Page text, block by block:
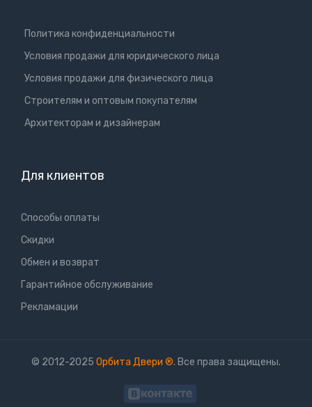
Политика конфиденциальности
Условия продажи для юридического лица
Условия продажи для физического лица
Cтроителям и оптовым покупателям
Aрхитекторам и дизайнерам
Для клиентов
Способы оплаты
Скидки
Обмен и возврат
Гарантийное обслуживание
Рекламации
© 2012-2025 Орбита Двери ®. Все права защищены.